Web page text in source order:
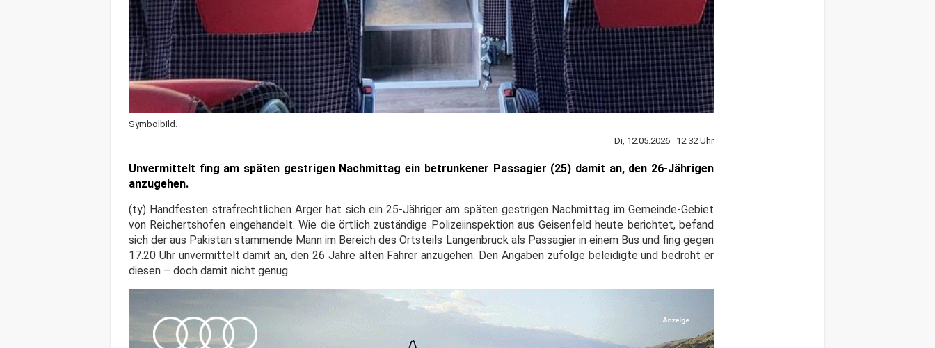
Symbolbild.
Di, 12.05.2026 12:32 Uhr
Unvermittelt fing am späten gestrigen Nachmittag ein betrunkener Passagier (25) damit an, den 26-Jährigen
anzugehen.
(ty) Handfesten strafrechtlichen Ärger hat sich ein 25-Jähriger am späten gestrigen Nachmittag im Gemeinde-Gebiet
von Reichertshofen eingehandelt. Wie die örtlich zuständige Polizeiinspektion aus Geisenfeld heute berichtet, befand
sich der aus Pakistan stammende Mann im Bereich des Ortsteils Langenbruck als Passagier in einem Bus und fing gegen
17.20 Uhr unvermittelt damit an, den 26 Jahre alten Fahrer anzugehen. Den Angaben zufolge beleidigte und bedroht er
diesen – doch damit nicht genug.